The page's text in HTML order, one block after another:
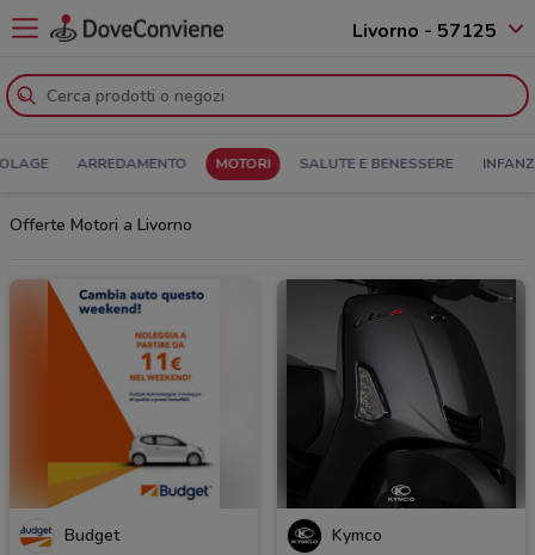
Livorno - 57125
ARREDAMENTO MOTORI SALUTE E BENESSERE
Offerte Motori a Livorno
Budget Kymco